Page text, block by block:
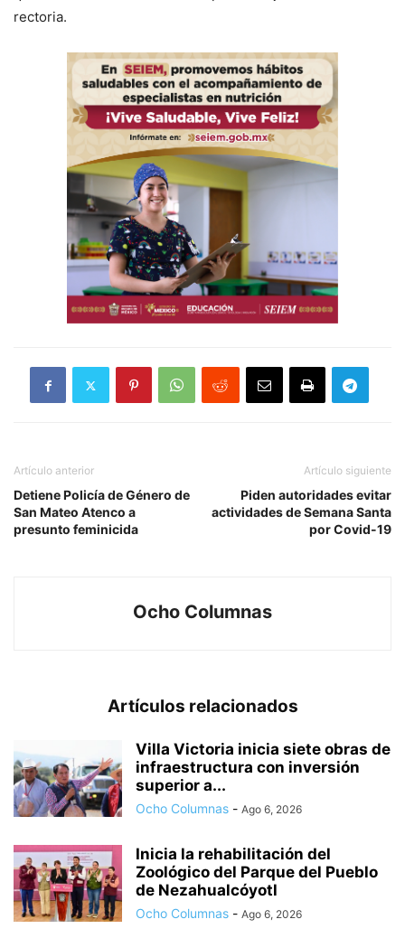
rectoria.
Artículo anterior
Detiene Policía de Género de
San Mateo Atenco a
presunto feminicida
Artículo siguiente
Piden autoridades evitar
actividades de Semana Santa
por Covid-19
Ocho Columnas
Artículos relacionados
Villa Victoria inicia siete obras de
infraestructura con inversión
superior a...
Ocho Columnas - Ago 6, 2026
Inicia la rehabilitación del
Zoológico del Parque del Pueblo
de Nezahualcóyotl
Ocho Columnas - Ago 6, 2026